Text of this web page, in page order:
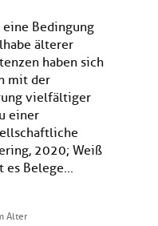
Bedingung
älterer
haben sich
mit der
vielfältiger
einer
2020; Weiß
Belege...
Alter